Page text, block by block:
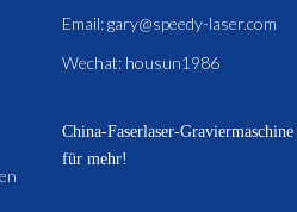
Email:gary@speedy-laser.com
Wechat: housun1986
China-Faserlaser-Graviermaschine
für mehr!